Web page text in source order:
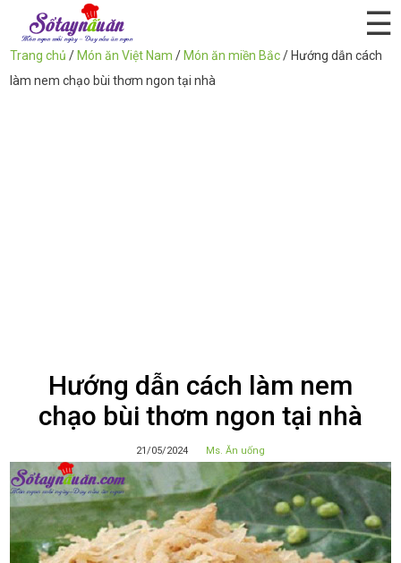
☰
Trang chủ / Món ăn Việt Nam / Món ăn miền Bắc/ Hướng dẫn cách
làm nem chạo bùi thơm ngon tại nhà
Hướng dẫn cách làm nem
chạo bùi thơm ngon tại nhà
21/05/2024 Ms. Ăn uống